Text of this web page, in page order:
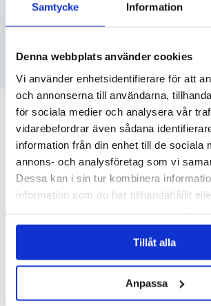
Samtycke Information
Denna webbplats använder cookies
Vi använder enhetsidentifierare för att
och annonserna till användarna,
för sociala medier och analysera vår
vidarebefordrar även sådana
information från din enhet till de sociala
annons- och analysföretag som vi
Dessa kan i sin tur kombinera
information som du har tillhandahållit
Tillåt alla
Anpassa
SE DITT PRIS
RELATERADE ARTIKLAR
TIPS INFÖR